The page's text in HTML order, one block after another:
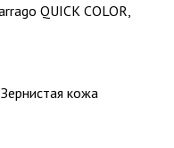
QUICK COLOR,
кожа